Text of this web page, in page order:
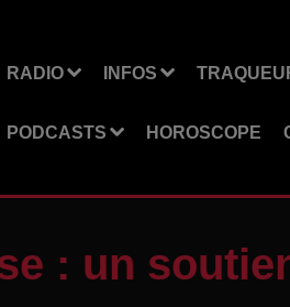
RADIO INFOS
PODCASTS HOROSCOPE
: un